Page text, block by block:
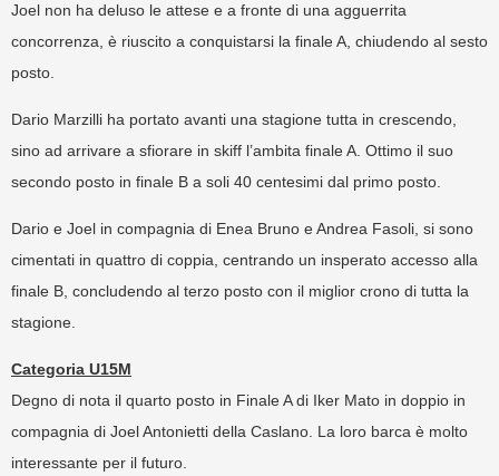
Joel non ha deluso le attese e a fronte di una agguerrita
concorrenza, è riuscito a conquistarsi la finale A, chiudendo al sesto
posto.
Dario Marzilli ha portato avanti una stagione tutta in crescendo,
sino ad arrivare a sfiorare in skiff l’ambita finale A. Ottimo il suo
secondo posto in finale B a soli 40 centesimi dal primo posto.
Dario e Joel in compagnia di Enea Bruno e Andrea Fasoli, si sono
cimentati in quattro di coppia, centrando un insperato accesso alla
finale B, concludendo al terzo posto con il miglior crono di tutta la
stagione.
Categoria U15M
Degno di nota il quarto posto in Finale A di Iker Mato in doppio in
compagnia di Joel Antonietti della Caslano. La loro barca è molto
interessante per il futuro.